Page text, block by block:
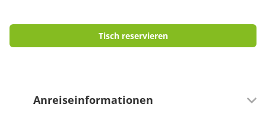
Tisch reservieren
Anreiseinformationen